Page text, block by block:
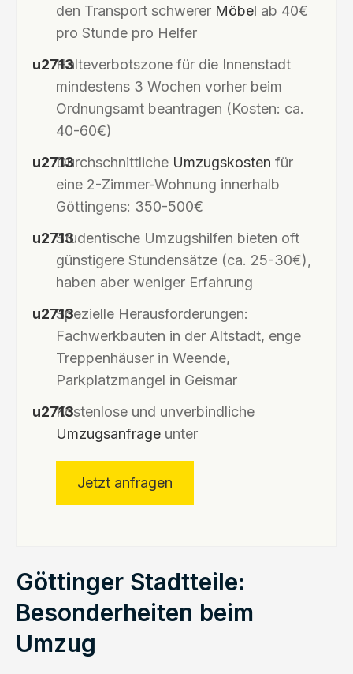
den Transport schwerer Möbel ab 40€
pro Stunde pro Helfer
Halteverbotszone für die Innenstadt
mindestens 3 Wochen vorher beim
Ordnungsamt beantragen (Kosten: ca.
40-60€)
Durchschnittliche Umzugskosten für
eine 2-Zimmer-Wohnung innerhalb
Göttingens: 350-500€
Studentische Umzugshilfen bieten oft
günstigere Stundensätze (ca. 25-30€),
haben aber weniger Erfahrung
Spezielle Herausforderungen:
Fachwerkbauten in der Altstadt, enge
Treppenhäuser in Weende,
Parkplatzmangel in Geismar
Kostenlose und unverbindliche
Umzugsanfrage unter
Jetzt anfragen
Göttinger Stadtteile:
Besonderheiten beim
Umzug